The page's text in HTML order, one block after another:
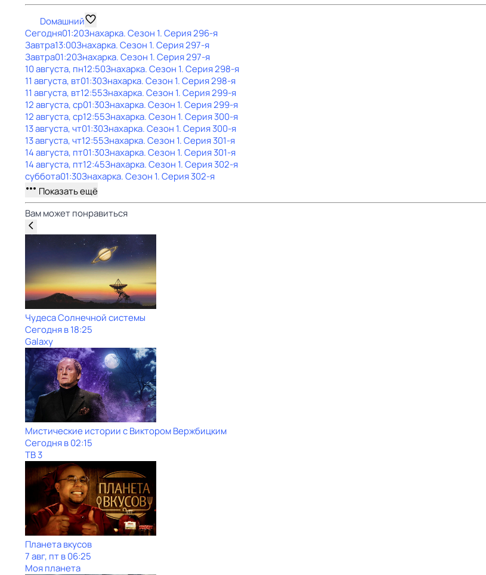
Dомашний
Сегодня01:20Знaхaрка. Сезон 1. Серия 296-я
Завтра13:00Знaхaрка. Сезон 1. Серия 297-я
Завтра01:20Знaхaрка. Сезон 1. Серия 297-я
10 августа, пн12:50Знaхaрка. Сезон 1. Серия 298-я
11 августа, вт01:30Знaхaрка. Сезон 1. Серия 298-я
11 августа, вт12:55Знaхaрка. Сезон 1. Серия 299-я
12 августа, ср01:30Знaхaрка. Сезон 1. Серия 299-я
12 августа, ср12:55Знaхaрка. Сезон 1. Серия 300-я
13 августа, чт01:30Знaхaрка. Сезон 1. Серия 300-я
13 августа, чт12:55Знaхaрка. Сезон 1. Серия 301-я
14 августа, пт01:30Знaхaрка. Сезон 1. Серия 301-я
14 августа, пт12:45Знaхaрка. Сезон 1. Серия 302-я
суббота01:30Знaхaрка. Сезон 1. Серия 302-я
Показать ещё
Вам может понравиться
Чудеса Солнечной системы
Сегодня в 18:25
Galaxy
Мистические истории с Виктoром Bержбицким
Сегодня в 02:15
ТВ 3
Планета вкусов
7 авг, пт в 06:25
Моя планета